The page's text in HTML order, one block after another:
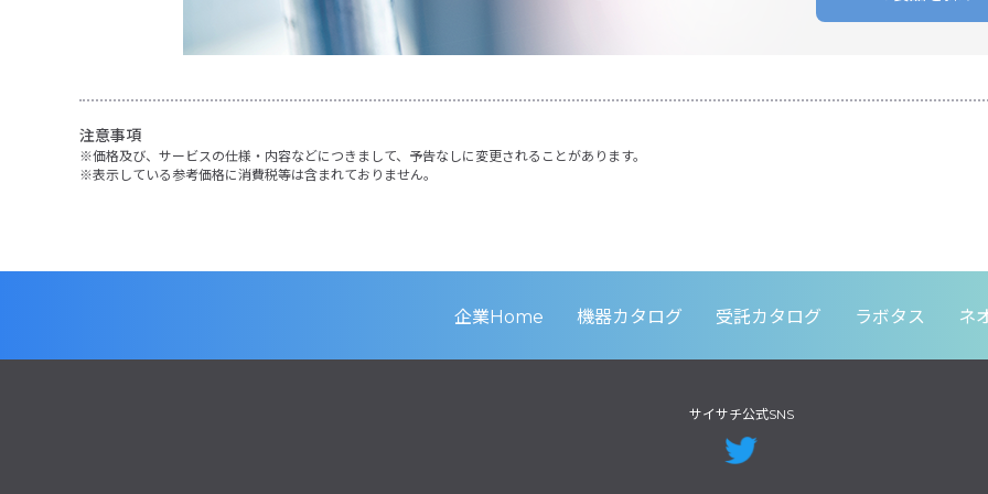
注意事項
価格及び、サービスの仕様・内容などにつきまして、予告なしに変更されることがあります。
表示している参考価格に消費税等は含まれておりません。
企業Home 機器カタログ 受託カタログ ラボタス ネ
サイサチ公式SNS